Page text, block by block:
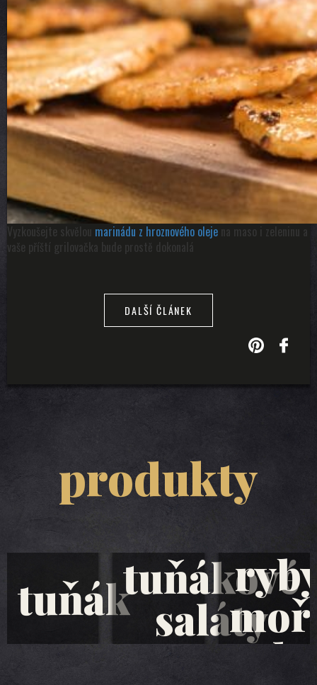
Vyzkoušejte skvělou marinádu z hroznového oleje na maso i zeleninu a
vaše příští grilovačka bude prostě dokonalá
DALŠÍ ČLÁNEK
produkty
tuňáktuňákové
saláty